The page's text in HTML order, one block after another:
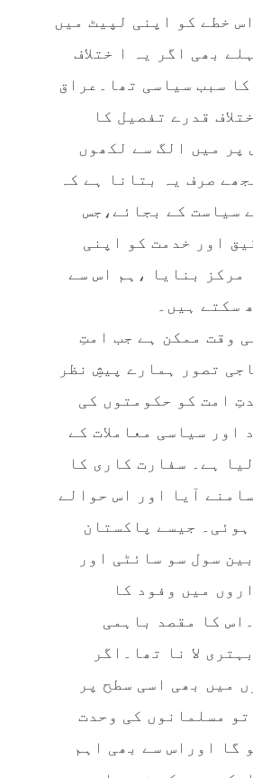
خطے کو اپنی لپیٹ میں
بھی اگر یہ ا ختلاف
کا سبب سیاسی تھا۔عراق
قدرے تفصیل کا
پر میں الگ سے لکھوں
صرف یہ بتانا ہے کہ
سیاست کے بجائے،جس
اور خدمت کو اپنی
مرکز بنایا ،ہم اس سے
سکتے ہیں۔
وقت ممکن ہے جب امتِ
تصور ہمارے پیشِ نظر
امت کو حکومتوں کی
اور سیاسی معاملات کے
ہے۔ سفارت کاری کا
آیا اور اس حوالے
ہوئی۔ جیسے پاکستان
سول سو سائٹی اور
میں وفود کا
کا مقصد باہمی
لا نا تھا۔اگر
میں بھی اسی سطح پر
مسلمانوں کی وحدت
گا اوراس سے بھی اہم